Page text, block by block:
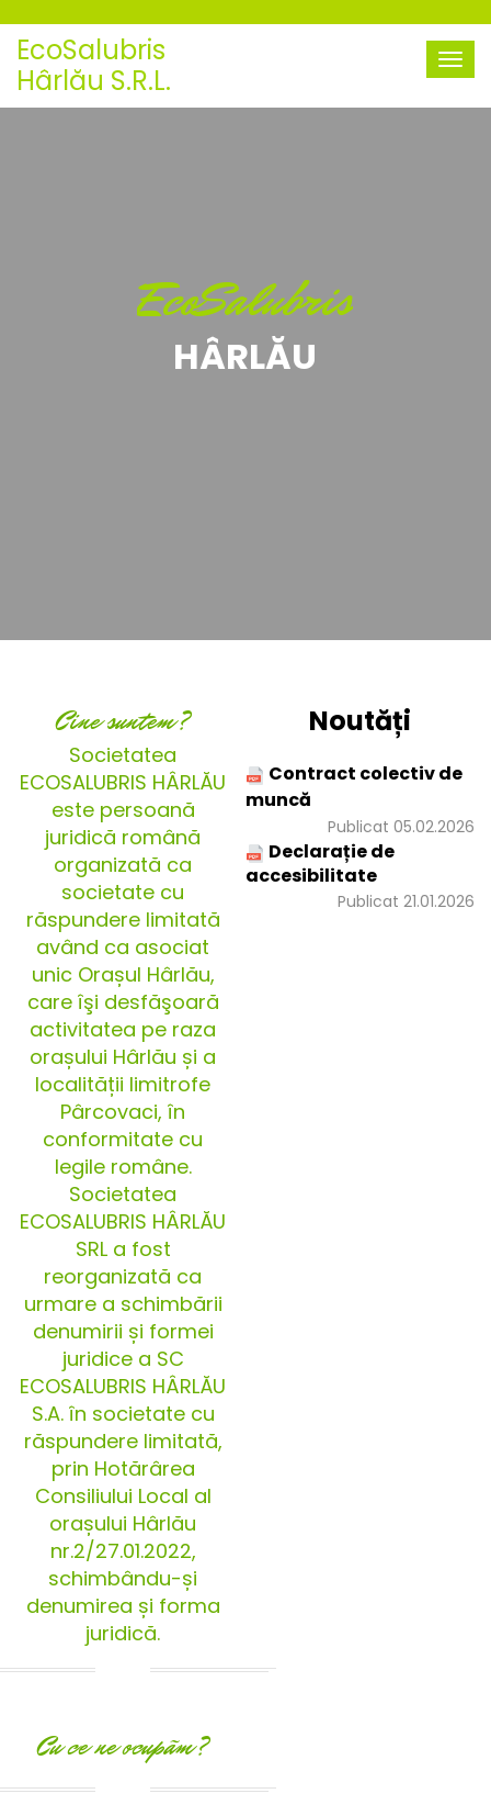
EcoSalubris
Hârlău S.R.L.
EcoSalubris
HÂRLĂU
Cine suntem?
Societatea
ECOSALUBRIS HÂRLĂU
este persoană
juridică română
organizată ca
societate cu
răspundere limitată
având ca asociat
unic Orașul Hârlău,
care îşi desfăşoară
activitatea pe raza
orașului Hârlău și a
localității limitrofe
Pârcovaci, în
conformitate cu
legile române.
Societatea
ECOSALUBRIS HÂRLĂU
SRL a fost
reorganizată ca
urmare a schimbării
denumirii și formei
juridice a SC
ECOSALUBRIS HÂRLĂU
S.A. în societate cu
răspundere limitată,
prin Hotărârea
Consiliului Local al
orașului Hârlău
nr.2/27.01.2022,
schimbându-și
denumirea și forma
juridică.
Cu ce ne ocupãm?
Noutăți
Contract colectiv de
muncă
Publicat 05.02.2026
Declarație de
accesibilitate
Publicat 21.01.2026